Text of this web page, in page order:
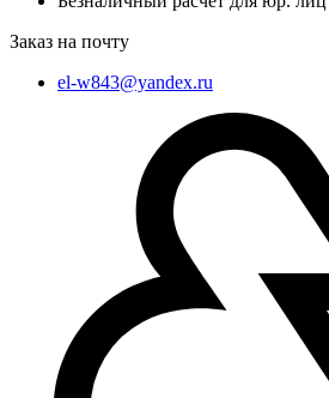
Заказ на почту
el-w843@yandex.ru